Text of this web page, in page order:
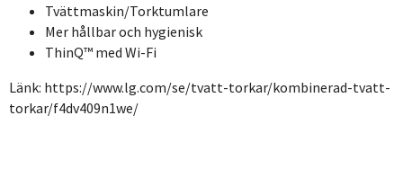
Tvättmaskin/Torktumlare
Mer hållbar och hygienisk
ThinQ™ med Wi-Fi
Länk: https://www.lg.com/se/tvatt-torkar/kombinerad-tvatt-
torkar/f4dv409n1we/